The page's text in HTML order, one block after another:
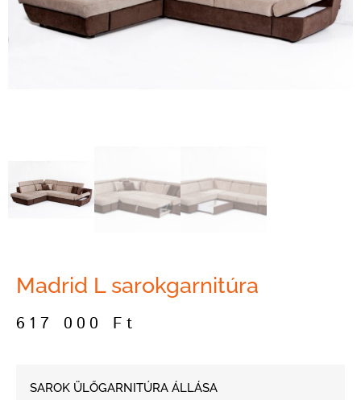
Madrid L sarokgarnitúra
617 000 Ft
SAROK ÜLŐGARNITÚRA ÁLLÁSA